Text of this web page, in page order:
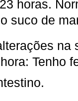
horas.
suco de